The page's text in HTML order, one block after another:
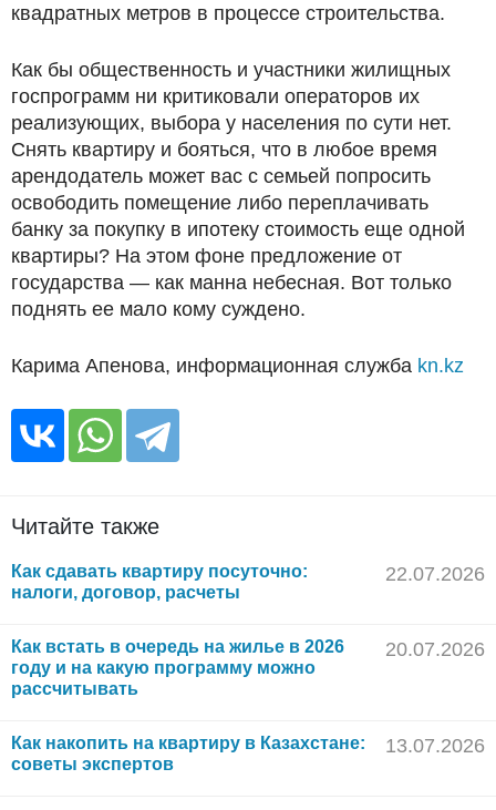
квадратных метров в процессе строительства.
Как бы общественность и участники жилищных
госпрограмм ни критиковали операторов их
реализующих, выбора у населения по сути нет.
Снять квартиру и бояться, что в любое время
арендодатель может вас с семьей попросить
освободить помещение либо переплачивать
банку за покупку в ипотеку стоимость еще одной
квартиры? На этом фоне предложение от
государства — как манна небесная. Вот только
поднять ее мало кому суждено.
Карима Апенова, информационная служба kn.kz
Читайте также
Как сдавать квартиру посуточно:
налоги, договор, расчеты
22.07.2026
Как встать в очередь на жилье в 2026
году и на какую программу можно
рассчитывать
20.07.2026
Как накопить на квартиру в Казахстане:
советы экспертов
13.07.2026